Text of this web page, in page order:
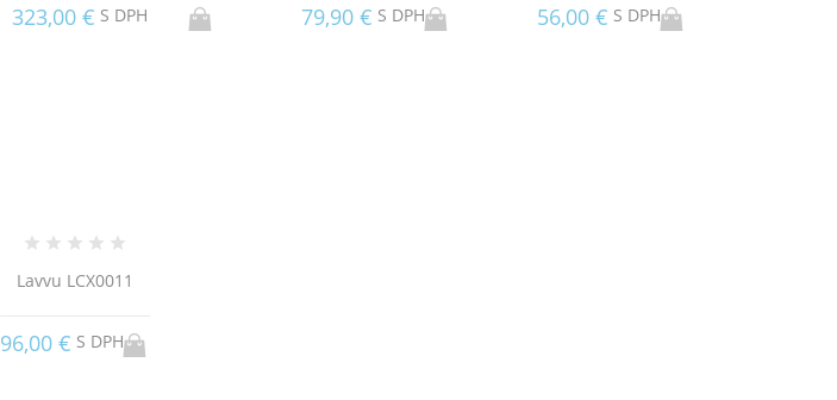
323,00 € S DPH 79,90 € S DPH 56,00 € S DPH
Lavvu LCX0011
96,00 € S DPH